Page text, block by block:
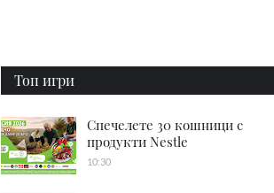
Топ игри
Спечелете 30 кошници с
продукти Nestle
10:30